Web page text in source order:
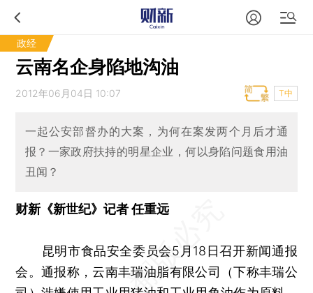
政经
云南名企身陷地沟油
2012年06月04日 10:07 T中
一起公安部督办的大案，为何在案发两个月后才通
报？一家政府扶持的明星企业，何以身陷问题食用油
丑闻？
财新《新世纪》记者 任重远
昆明市食品安全委员会5月18日召开新闻通报
会。通报称，云南丰瑞油脂有限公司（下称丰瑞公